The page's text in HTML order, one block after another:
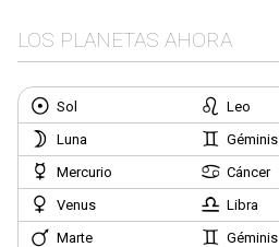
LOS PLANETAS AHORA
Sol Leo
Luna
Géminis
Mercurio
Cáncer
Venus
Libra
Marte
Géminis